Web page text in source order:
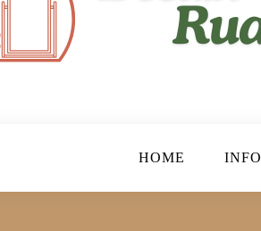
HOME INFO